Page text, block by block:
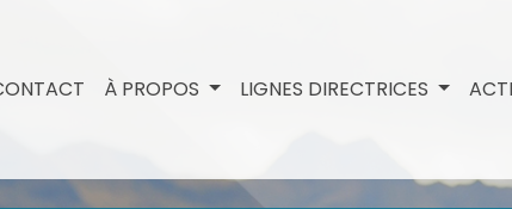
À PROPOS LIGNES DIRECTRICES